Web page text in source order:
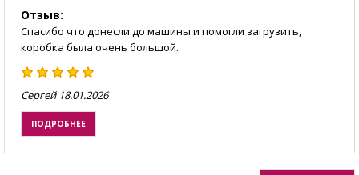
Отзыв:
Спасибо что донесли до машины и помогли загрузить,
коробка была очень большой.
Сергей 18.01.2026
ПОДРОБНЕЕ